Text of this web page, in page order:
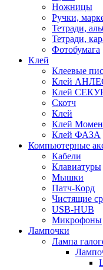
Ножницы
Ручки,
Тетради,
Тетради,
Фотобумага
Клей
Клеевые
Клей
Клей
Скотч
Клей
Клей
Клей ФАЗА
Компьютерные
Кабели
Клавиатуры
Мышки
Патч-Корд
Чистящие
USB-HUB
Микрофоны
Лампочки
Лампа